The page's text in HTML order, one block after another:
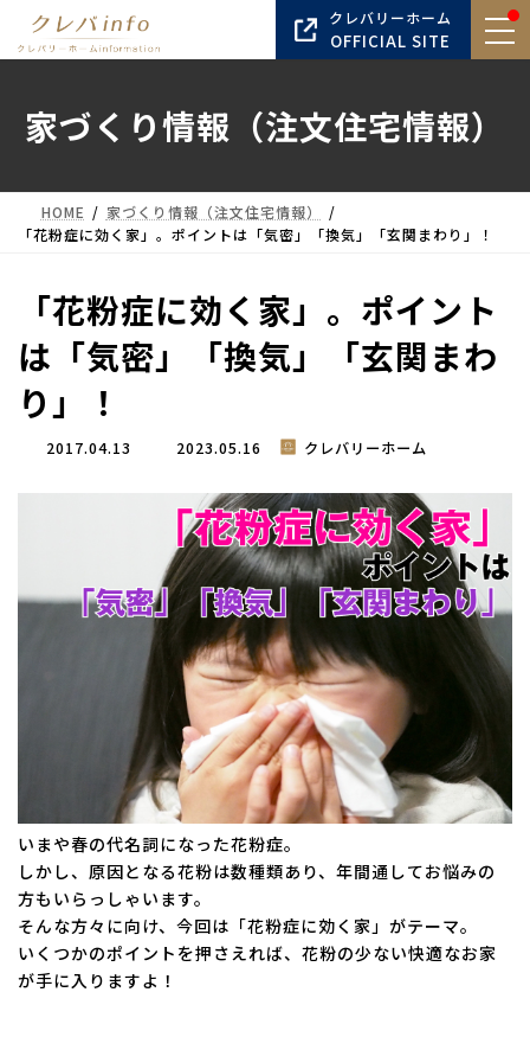
テ
キ
ゲ
に
クレバリーホーム
OFFICIAL SITE
家づくり情報（注文住宅情報）
HOME
家づくり情報（注文住宅情報）
「花粉症に効く家」。ポイントは「気密」「換気」「玄関まわり」！
「花粉症に効く家」。ポイント
は「気密」「換気」「玄関まわ
り」！
2017.04.13
最
新
日
時
:
2023.05.16 クレバリーホーム
いまや春の代名詞になった花粉症。
しかし、原因となる花粉は数種類あり、年間通してお悩みの
方もいらっしゃいます。
そんな方々に向け、今回は「花粉症に効く家」がテーマ。
いくつかのポイントを押さえれば、花粉の少ない快適なお家
が手に入りますよ！